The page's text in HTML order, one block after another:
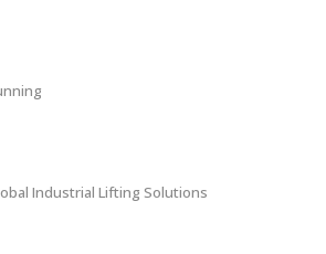
Industrial Lifting Solutions